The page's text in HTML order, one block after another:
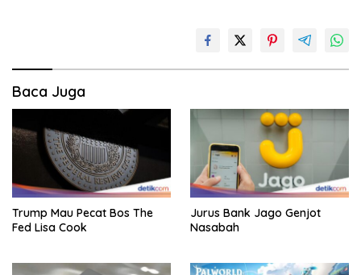
Baca Juga
Trump Mau Pecat Bos The
Fed Lisa Cook
Jurus Bank Jago Genjot
Nasabah